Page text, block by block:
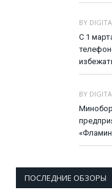
BY
С 1
BY
ПОСЛЕДНИЕ ОБЗОРЫ